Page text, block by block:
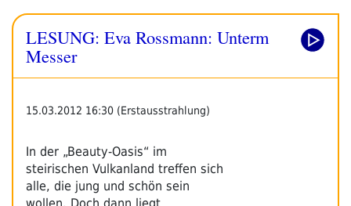
LESUNG: Eva Rossmann: Unterm
Messer
15.03.2012 16:30 (Erstausstrahlung)
In der „Beauty-Oasis“ im
steirischen Vulkanland treffen sich
alle, die jung und schön sein
wollen. Doch dann liegt